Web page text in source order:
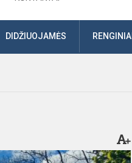
DIDŽIUOJAMĖS RENGINIAI